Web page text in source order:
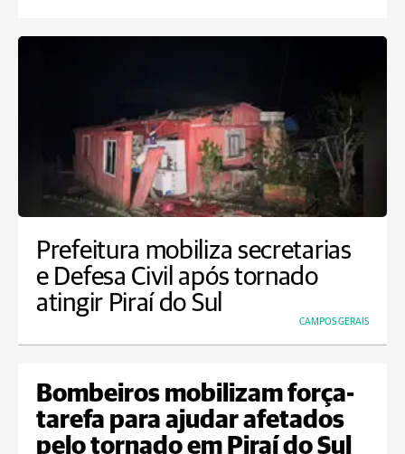
Prefeitura mobiliza secretarias
e Defesa Civil após tornado
atingir Piraí do Sul
CAMPOS GERAIS
Bombeiros mobilizam força-
tarefa para ajudar afetados
pelo tornado em Piraí do Sul